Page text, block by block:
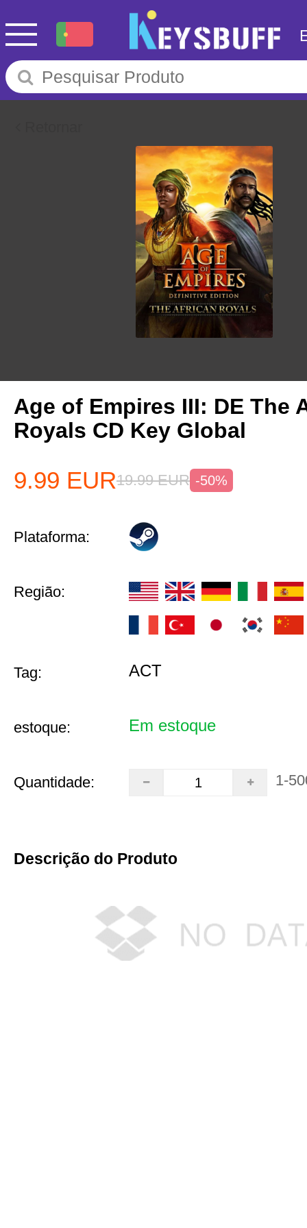
Age of Empires III: DE The
Royals CD Key Global
9.99 EUR19.99 EUR -50%
Plataforma:
Região:
Tag: ACT
estoque: Em estoque
Quantidade: 1-
Descrição do Produto